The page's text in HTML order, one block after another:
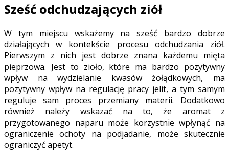
Sześć odchudzających ziół
W tym miejscu wskażemy na sześć bardzo dobrze
działających w kontekście procesu odchudzania ziół.
Pierwszym z nich jest dobrze znana każdemu mięta
pieprzowa. Jest to zioło, które ma bardzo pozytywny
wpływ na wydzielanie kwasów żołądkowych, ma
pozytywny wpływ na regulację pracy jelit, a tym samym
reguluje sam proces przemiany materii. Dodatkowo
również należy wskazać na to, że aromat z
przygotowanego naparu może korzystnie wpłynąć na
ograniczenie ochoty na podjadanie, może skutecznie
ograniczyć apetyt.